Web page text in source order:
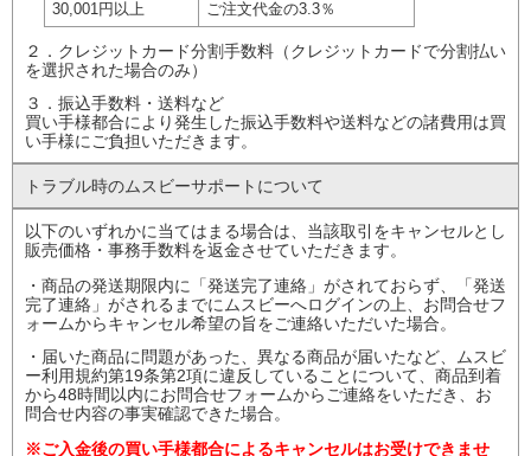
30,001円以上
ご注文代金の3.3％
２．クレジットカード分割手数料（クレジットカードで分割払い
を選択された場合のみ）
３．振込手数料・送料など
買い手様都合により発生した振込手数料や送料などの諸費用は買
い手様にご負担いただきます。
トラブル時のムスビーサポート について
以下のいずれかに当てはまる場合は、当該取引をキャンセルとし
販売価格・事務手数料を返金させていただきます。
・商品の発送期限内に「発送完了連絡」がされておらず、「発送
完了連絡」がされるまでにムスビーへログインの上、お問合せフ
ォームからキャンセル希望の旨をご連絡いただいた場合。
・届いた商品に問題があった、異なる商品が届いたなど、ムスビ
ー利用規約第19条第2項に違反していることについて、商品到着
から48時間以内にお問合せフォームからご連絡をいただき、お
問合せ内容の事実確認できた場合。
※ご入金後の買い手様都合によるキャンセルはお受けできませ